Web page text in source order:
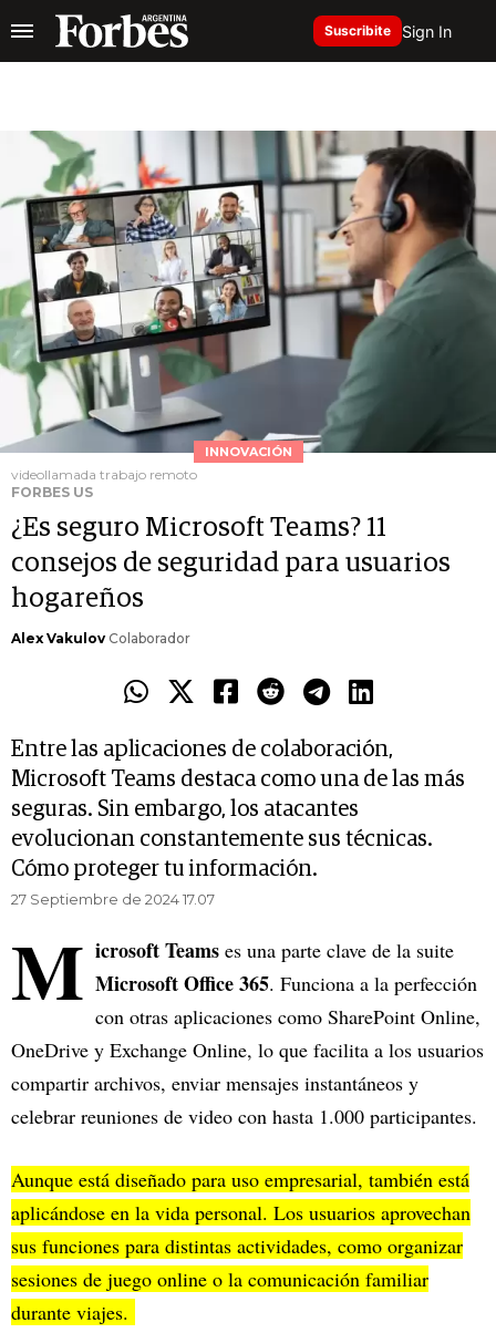
Suscribite Sign In
INNOVACIÓN
videollamada trabajo remoto
FORBES US
¿Es seguro Microsoft Teams? 11
consejos de seguridad para usuarios
hogareños
Alex Vakulov Colaborador
Entre las aplicaciones de colaboración,
Microsoft Teams destaca como una de las más
seguras. Sin embargo, los atacantes
evolucionan constantemente sus técnicas.
Cómo proteger tu información.
27 Septiembre de 2024 17.07
M icrosoft Teams es una parte clave de la suite
Microsoft Office 365. Funciona a la perfección
con otras aplicaciones como SharePoint Online,
OneDrive y Exchange Online, lo que facilita a los usuarios
compartir archivos, enviar mensajes instantáneos y
celebrar reuniones de video con hasta 1.000 participantes.
Aunque está diseñado para uso empresarial, también está
aplicándose en la vida personal. Los usuarios aprovechan
sus funciones para distintas actividades, como organizar
sesiones de juego online o la comunicación familiar
durante viajes.